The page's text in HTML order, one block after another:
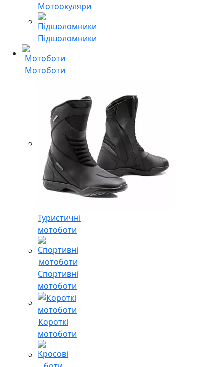
Мотоокуляри
Підшоломники
Мотоботи
Туристичні
мотоботи
Спортивні
мотоботи
Короткі
мотоботи